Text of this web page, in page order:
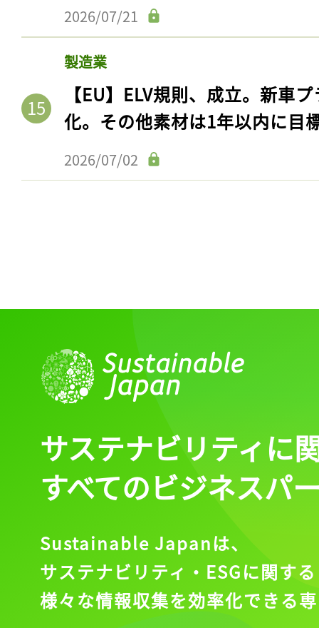
2026/07/21
製造業
【EU】ELV規則、成立。新車
化。その他素材は1年以内に目
2026/07/02
記事をお気に入りに
ログイン
サステナビリティに
すべてのビジネスパ
Sustainable Japanは、
サステナビリティ・ESGに関する
様々な情報収集を効率化できる